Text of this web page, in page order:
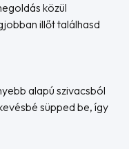
közül
illőt találhasd
alapú szivacsból
süpped be, így